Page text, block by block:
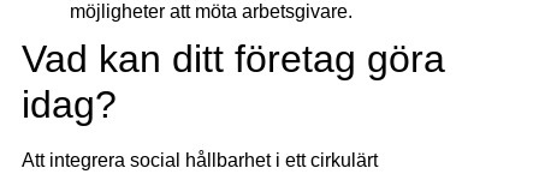
möjligheter att möta arbetsgivare.
Vad kan ditt företag göra
idag?
Att integrera social hållbarhet i ett cirkulärt